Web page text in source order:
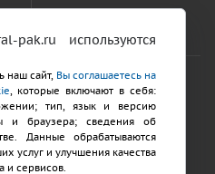
«ТД Урал ПАК»
Разработка сайтов
pak.ru используются
наш сайт, Вы соглашаетесь на
, которые включают в себя:
тип, язык и версию
и браузера; сведения об
Данные обрабатываются
услуг и улучшения качества
и сервисов.